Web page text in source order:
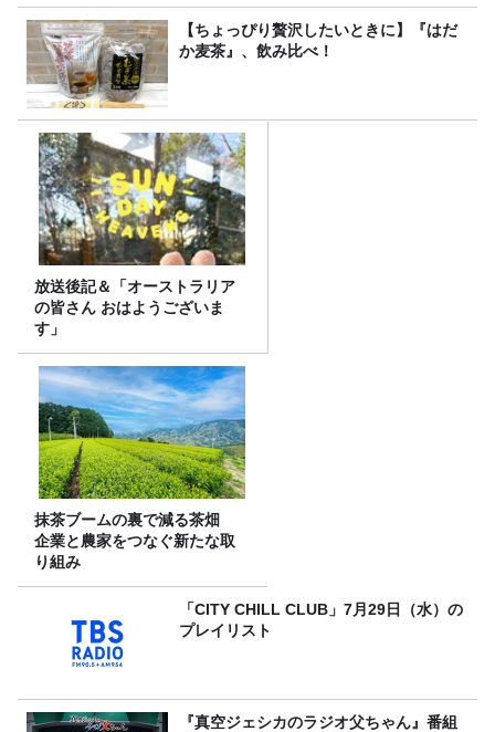
【ちょっぴり贅沢したいときに】『はだ
か麦茶』、飲み比べ！
放送後記＆「オーストラリア
の皆さん おはようございま
す」
抹茶ブームの裏で減る茶畑
企業と農家をつなぐ新たな取
り組み
「CITY CHILL CLUB」7月29日（水）の
プレイリスト
『真空ジェシカのラジオ父ちゃん』番組